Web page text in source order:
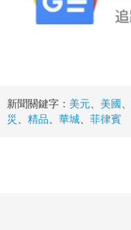
新聞關鍵字： 美元 美國
災
精品 華城 菲律賓